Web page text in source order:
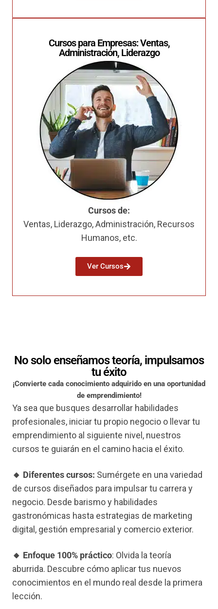
Cursos para Empresas: Ventas,
Administración, Liderazgo
Cursos de:
Ventas, Liderazgo, Administración, Recursos
Humanos, etc.
Ver Cursos
No solo enseñamos teoría, impulsamos
tu éxito
¡Convierte cada conocimiento adquirido en una oportunidad
de emprendimiento!
Ya sea que busques desarrollar habilidades
profesionales, iniciar tu propio negocio o llevar tu
emprendimiento al siguiente nivel, nuestros
cursos te guiarán en el camino hacia el éxito.
🔸 Diferentes cursos: Sumérgete en una variedad
de cursos diseñados para impulsar tu carrera y
negocio. Desde barismo y habilidades
gastronómicas hasta estrategias de marketing
digital, gestión empresarial y comercio exterior.
🔸 Enfoque 100% práctico: Olvida la teoría
aburrida. Descubre cómo aplicar tus nuevos
conocimientos en el mundo real desde la primera
lección.